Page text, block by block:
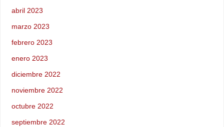
abril 2023
marzo 2023
febrero 2023
enero 2023
diciembre 2022
noviembre 2022
octubre 2022
septiembre 2022